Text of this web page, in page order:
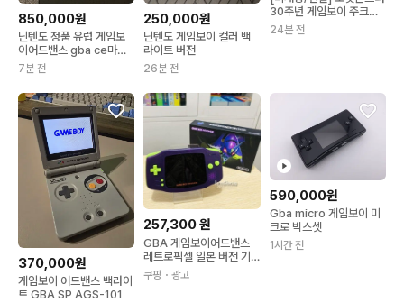
850,000원
닌텐도 정품 유럽 게임보
이어드밴스 gba ce마크
미사용 박스셋
7분 전
250,000원
닌텐도 게임보이 컬러 백
라이트 버전
26분 전
30주년 게임보이 주크박
스
24분 전
370,000원
게임보이 어드밴스 백라이
트 GBA SP AGS-101
257,300원
GBA 게임보이어드밴스
레트로픽셀 일본 버전 기
본 IPS필름버튼EVA퍼플
쿠팡 ・광고
590,000원
Gba micro 게임보이 미
크로 박스셋
1시간 전